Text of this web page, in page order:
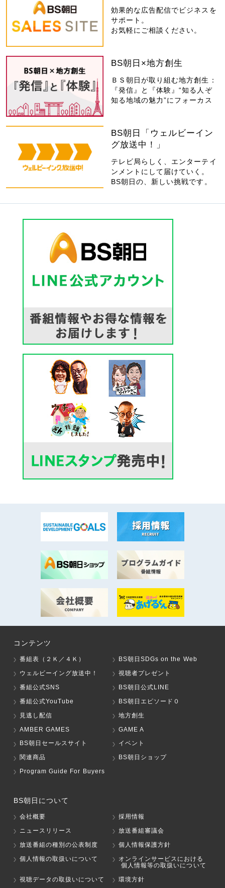
効果的な広告配信でビジネスを
サポート。
お気軽にご相談ください。
BS朝日×地方創生
ＢＳ朝日が取り組む地方創生：
『発信』と『体験』“知る人ぞ
知る地域の魅力”にフォーカス
BS朝日「ウェルビーイン
グ放送中！」
テレビ局らしく、エンターテイ
ンメントにして届けていく。
BS朝日の、新しい挑戦です。
コンテンツ
番組表（２Ｋ／４Ｋ）
BS朝日SDGs on the Web
ウェルビーイング放送中！
視聴者プレゼント
番組公式SNS
BS朝日公式LINE
番組公式YouTube
BS朝日エピソード０
見逃し配信
地方創生
AMBER GAMES
GAME A
BS朝日セールスサイト
イベント
関連商品
BS朝日ショップ
Program Guide For Buyers
BS朝日について
会社概要
採用情報
ニュースリリース
放送番組審議会
放送番組の種別の公表制度
個人情報保護方針
個人情報の取扱いについて
オンラインサービスにおける
個人情報等の取扱いについて
視聴データの取扱いについて
環境方針